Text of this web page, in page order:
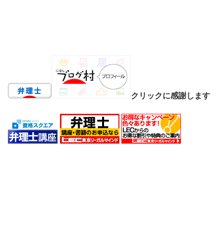
クリックに感謝します